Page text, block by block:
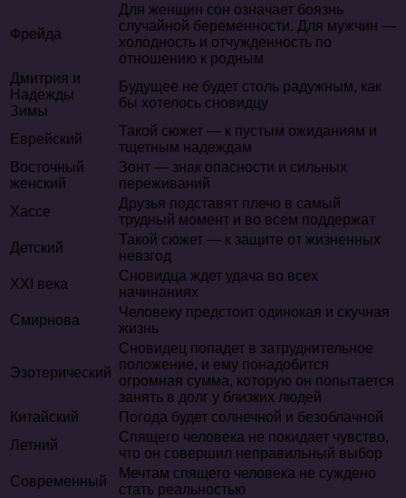
Фрейда
Для женщин сон означает боязнь
случайной беременности. Для мужчин —
холодность и отчужденность по
отношению к родным
Дмитрия и
Надежды
Зимы
Будущее не будет столь радужным, как
бы хотелось сновидцу
Еврейский
Такой сюжет — к пустым ожиданиям и
тщетным надеждам
Восточный
женский
Зонт — знак опасности и сильных
переживаний
Хассе
Друзья подставят плечо в самый
трудный момент и во всем поддержат
Детский
Такой сюжет — к защите от жизненных
невзгод
XXI века
Сновидца ждет удача во всех
начинаниях
Смирнова
Человеку предстоит одинокая и скучная
жизнь
Эзотерический
Сновидец попадет в затруднительное
положение, и ему понадобится
огромная сумма, которую он попытается
занять в долг у близких людей
Китайский
Погода будет солнечной и безоблачной
Летний
Спящего человека не покидает чувство,
что он совершил неправильный выбор
Современный
Мечтам спящего человека не суждено
стать реальностью